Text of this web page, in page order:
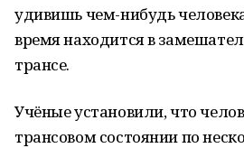
удивишь чем-нибудь
время находится в
трансе.
Учёные установили, что
трансовом состоянии по